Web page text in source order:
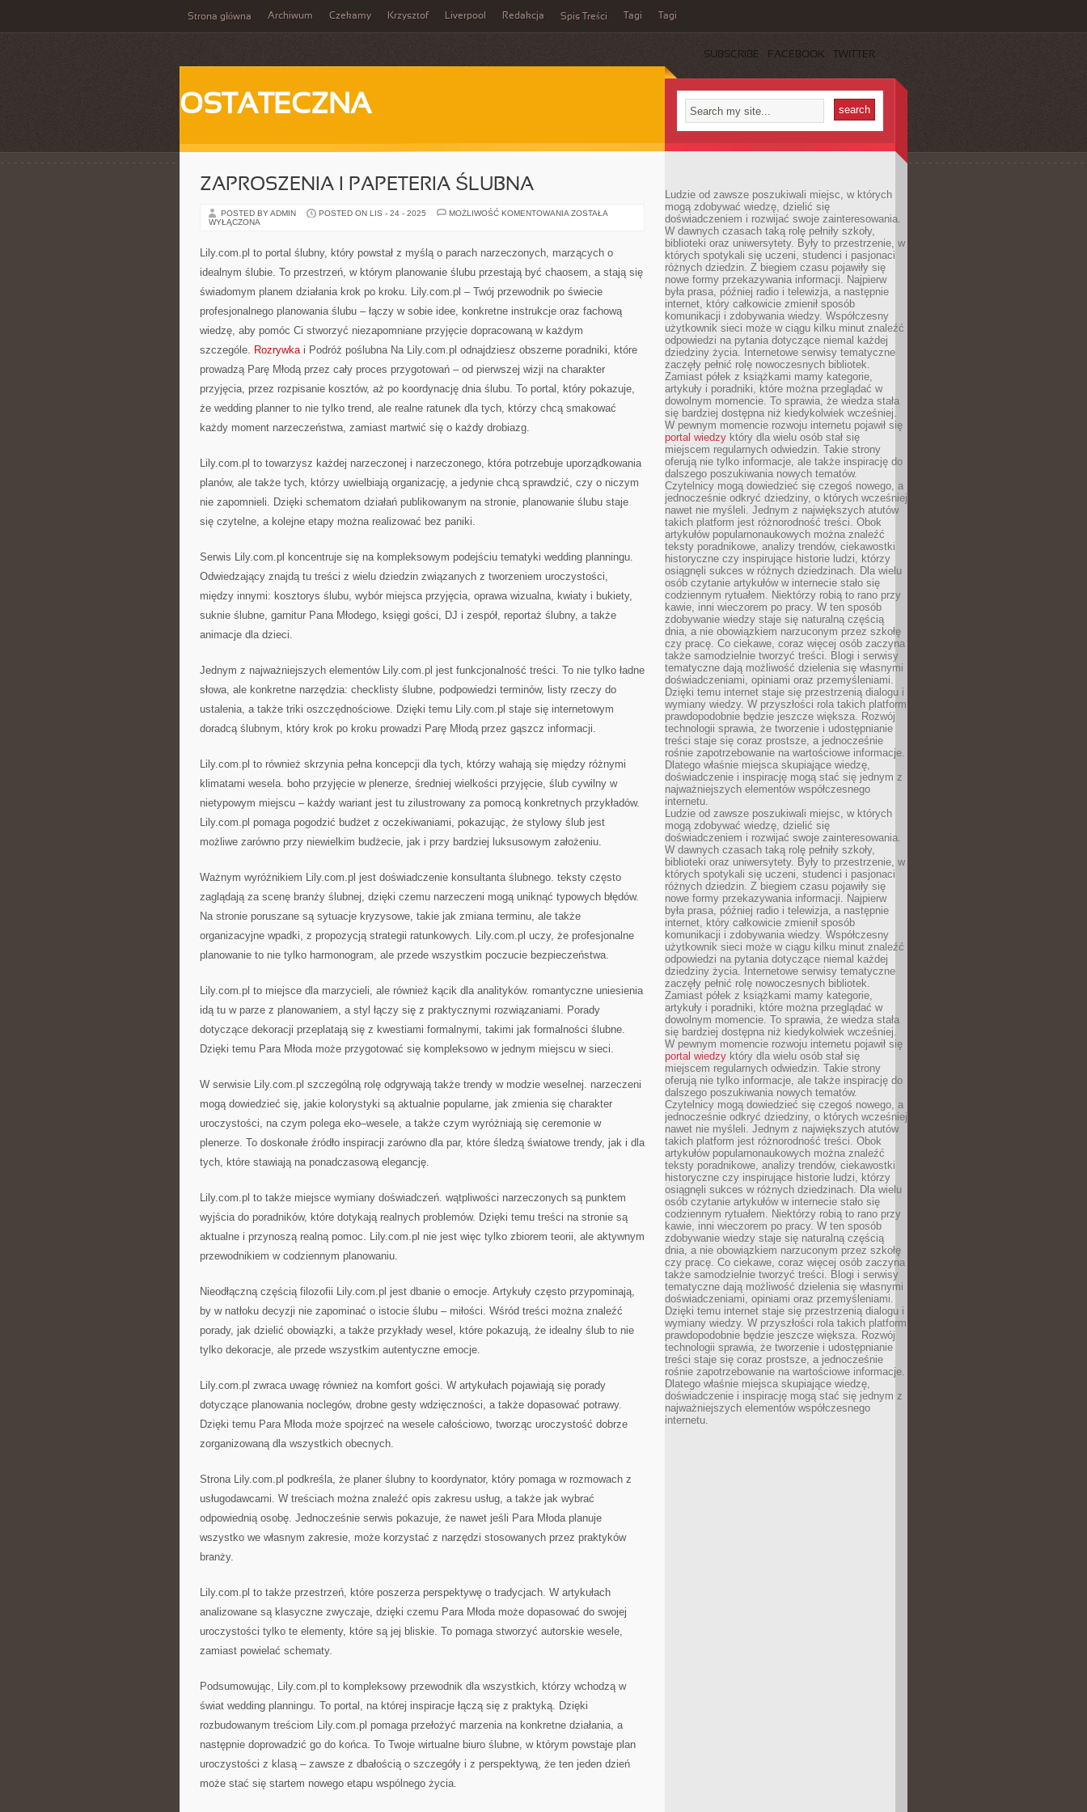
Strona główna Archiwum Czekamy Krzysztof Liverpool Redakcja Spis Treści Tagi Tagi
SUBSCRIBE FACEBOOK TWITTER
OSTATECZNA
ZAPROSZENIA I PAPETERIA ŚLUBNA
POSTED BY ADMIN POSTED ON LIS - 24 - 2025 MOŻLIWOŚĆ KOMENTOWANIA ZAPROSZENIA
ZOSTAŁA
WYŁĄCZONA
Lily.com.pl to portal ślubny, który powstał z myślą o parach narzeczonych, marzących o
idealnym ślubie. To przestrzeń, w którym planowanie ślubu przestają być chaosem, a stają się
świadomym planem działania krok po kroku. Lily.com.pl – Twój przewodnik po świecie
profesjonalnego planowania ślubu – łączy w sobie idee, konkretne instrukcje oraz fachową
wiedzę, aby pomóc Ci stworzyć niezapomniane przyjęcie dopracowaną w każdym
szczególe. Rozrywkai Podróż poślubna Na Lily.com.pl odnajdziesz obszerne poradniki, które
prowadzą Parę Młodą przez cały proces przygotowań – od pierwszej wizji na charakter
przyjęcia, przez rozpisanie kosztów, aż po koordynację dnia ślubu. To portal, który pokazuje,
że wedding planner to nie tylko trend, ale realne ratunek dla tych, którzy chcą smakować
każdy moment narzeczeństwa, zamiast martwić się o każdy drobiazg.
Lily.com.pl to towarzysz każdej narzeczonej i narzeczonego, która potrzebuje uporządkowania
planów, ale także tych, którzy uwielbiają organizację, a jedynie chcą sprawdzić, czy o niczym
nie zapomnieli. Dzięki schematom działań publikowanym na stronie, planowanie ślubu staje
się czytelne, a kolejne etapy można realizować bez paniki.
Serwis Lily.com.pl koncentruje się na kompleksowym podejściu tematyki wedding planningu.
Odwiedzający znajdą tu treści z wielu dziedzin związanych z tworzeniem uroczystości,
między innymi: kosztorys ślubu, wybór miejsca przyjęcia, oprawa wizualna, kwiaty i bukiety,
suknie ślubne, garnitur Pana Młodego, księgi gości, DJ i zespół, reportaż ślubny, a także
animacje dla dzieci.
Jednym z najważniejszych elementów Lily.com.pl jest funkcjonalność treści. To nie tylko ładne
słowa, ale konkretne narzędzia: checklisty ślubne, podpowiedzi terminów, listy rzeczy do
ustalenia, a także triki oszczędnościowe. Dzięki temu Lily.com.pl staje się internetowym
doradcą ślubnym, który krok po kroku prowadzi Parę Młodą przez gąszcz informacji.
Lily.com.pl to również skrzynia pełna koncepcji dla tych, którzy wahają się między różnymi
klimatami wesela. boho przyjęcie w plenerze, średniej wielkości przyjęcie, ślub cywilny w
nietypowym miejscu – każdy wariant jest tu zilustrowany za pomocą konkretnych przykładów.
Lily.com.pl pomaga pogodzić budżet z oczekiwaniami, pokazując, że stylowy ślub jest
możliwe zarówno przy niewielkim budżecie, jak i przy bardziej luksusowym założeniu.
Ważnym wyróżnikiem Lily.com.pl jest doświadczenie konsultanta ślubnego. teksty często
zaglądają za scenę branży ślubnej, dzięki czemu narzeczeni mogą uniknąć typowych błędów.
Na stronie poruszane są sytuacje kryzysowe, takie jak zmiana terminu, ale także
organizacyjne wpadki, z propozycją strategii ratunkowych. Lily.com.pl uczy, że profesjonalne
planowanie to nie tylko harmonogram, ale przede wszystkim poczucie bezpieczeństwa.
Lily.com.pl to miejsce dla marzycieli, ale również kącik dla analityków. romantyczne uniesienia
idą tu w parze z planowaniem, a styl łączy się z praktycznymi rozwiązaniami. Porady
dotyczące dekoracji przeplatają się z kwestiami formalnymi, takimi jak formalności ślubne.
Dzięki temu Para Młoda może przygotować się kompleksowo w jednym miejscu w sieci.
W serwisie Lily.com.pl szczególną rolę odgrywają także trendy w modzie weselnej. narzeczeni
mogą dowiedzieć się, jakie kolorystyki są aktualnie popularne, jak zmienia się charakter
uroczystości, na czym polega eko–wesele, a także czym wyróżniają się ceremonie w
plenerze. To doskonałe źródło inspiracji zarówno dla par, które śledzą światowe trendy, jak i dla
tych, które stawiają na ponadczasową elegancję.
Lily.com.pl to także miejsce wymiany doświadczeń. wątpliwości narzeczonych są punktem
wyjścia do poradników, które dotykają realnych problemów. Dzięki temu treści na stronie są
aktualne i przynoszą realną pomoc. Lily.com.pl nie jest więc tylko zbiorem teorii, ale aktywnym
przewodnikiem w codziennym planowaniu.
Nieodłączną częścią filozofii Lily.com.pl jest dbanie o emocje. Artykuły często przypominają,
by w natłoku decyzji nie zapominać o istocie ślubu – miłości. Wśród treści można znaleźć
porady, jak dzielić obowiązki, a także przykłady wesel, które pokazują, że idealny ślub to nie
tylko dekoracje, ale przede wszystkim autentyczne emocje.
Lily.com.pl zwraca uwagę również na komfort gości. W artykułach pojawiają się porady
dotyczące planowania noclegów, drobne gesty wdzięczności, a także dopasować potrawy.
Dzięki temu Para Młoda może spojrzeć na wesele całościowo, tworząc uroczystość dobrze
zorganizowaną dla wszystkich obecnych.
Strona Lily.com.pl podkreśla, że planer ślubny to koordynator, który pomaga w rozmowach z
usługodawcami. W treściach można znaleźć opis zakresu usług, a także jak wybrać
odpowiednią osobę. Jednocześnie serwis pokazuje, że nawet jeśli Para Młoda planuje
wszystko we własnym zakresie, może korzystać z narzędzi stosowanych przez praktyków
branży.
Lily.com.pl to także przestrzeń, które poszerza perspektywę o tradycjach. W artykułach
analizowane są klasyczne zwyczaje, dzięki czemu Para Młoda może dopasować do swojej
uroczystości tylko te elementy, które są jej bliskie. To pomaga stworzyć autorskie wesele,
zamiast powielać schematy.
Podsumowując, Lily.com.pl to kompleksowy przewodnik dla wszystkich, którzy wchodzą w
świat wedding planningu. To portal, na której inspiracje łączą się z praktyką. Dzięki
rozbudowanym treściom Lily.com.pl pomaga przełożyć marzenia na konkretne działania, a
następnie doprowadzić go do końca. To Twoje wirtualne biuro ślubne, w którym powstaje plan
uroczystości z klasą – zawsze z dbałością o szczegóły i z perspektywą, że ten jeden dzień
może stać się startem nowego etapu wspólnego życia.
Ludzie od zawsze poszukiwali miejsc, w których
mogą zdobywać wiedzę, dzielić się
doświadczeniem i rozwijać swoje zainteresowania.
W dawnych czasach taką rolę pełniły szkoły,
biblioteki oraz uniwersytety. Były to przestrzenie, w
których spotykali się uczeni, studenci i pasjonaci
różnych dziedzin. Z biegiem czasu pojawiły się
nowe formy przekazywania informacji. Najpierw
była prasa, później radio i telewizja, a następnie
internet, który całkowicie zmienił sposób
komunikacji i zdobywania wiedzy. Współczesny
użytkownik sieci może w ciągu kilku minut znaleźć
odpowiedzi na pytania dotyczące niemal każdej
dziedziny życia. Internetowe serwisy tematyczne
zaczęły pełnić rolę nowoczesnych bibliotek.
Zamiast półek z książkami mamy kategorie,
artykuły i poradniki, które można przeglądać w
dowolnym momencie. To sprawia, że wiedza stała
się bardziej dostępna niż kiedykolwiek wcześniej.
W pewnym momencie rozwoju internetu pojawił się
portal wiedzy który dla wielu osób stał się
miejscem regularnych odwiedzin. Takie strony
oferują nie tylko informacje, ale także inspirację do
dalszego poszukiwania nowych tematów.
Czytelnicy mogą dowiedzieć się czegoś nowego, a
jednocześnie odkryć dziedziny, o których wcześniej
nawet nie myśleli. Jednym z największych atutów
takich platform jest różnorodność treści. Obok
artykułów popularnonaukowych można znaleźć
teksty poradnikowe, analizy trendów, ciekawostki
historyczne czy inspirujące historie ludzi, którzy
osiągnęli sukces w różnych dziedzinach. Dla wielu
osób czytanie artykułów w internecie stało się
codziennym rytuałem. Niektórzy robią to rano przy
kawie, inni wieczorem po pracy. W ten sposób
zdobywanie wiedzy staje się naturalną częścią
dnia, a nie obowiązkiem narzuconym przez szkołę
czy pracę. Co ciekawe, coraz więcej osób zaczyna
także samodzielnie tworzyć treści. Blogi i serwisy
tematyczne dają możliwość dzielenia się własnymi
doświadczeniami, opiniami oraz przemyśleniami.
Dzięki temu internet staje się przestrzenią dialogu i
wymiany wiedzy. W przyszłości rola takich platform
prawdopodobnie będzie jeszcze większa. Rozwój
technologii sprawia, że tworzenie i udostępnianie
treści staje się coraz prostsze, a jednocześnie
rośnie zapotrzebowanie na wartościowe informacje.
Dlatego właśnie miejsca skupiające wiedzę,
doświadczenie i inspirację mogą stać się jednym z
najważniejszych elementów współczesnego
internetu.
Ludzie od zawsze poszukiwali miejsc, w których
mogą zdobywać wiedzę, dzielić się
doświadczeniem i rozwijać swoje zainteresowania.
W dawnych czasach taką rolę pełniły szkoły,
biblioteki oraz uniwersytety. Były to przestrzenie, w
których spotykali się uczeni, studenci i pasjonaci
różnych dziedzin. Z biegiem czasu pojawiły się
nowe formy przekazywania informacji. Najpierw
była prasa, później radio i telewizja, a następnie
internet, który całkowicie zmienił sposób
komunikacji i zdobywania wiedzy. Współczesny
użytkownik sieci może w ciągu kilku minut znaleźć
odpowiedzi na pytania dotyczące niemal każdej
dziedziny życia. Internetowe serwisy tematyczne
zaczęły pełnić rolę nowoczesnych bibliotek.
Zamiast półek z książkami mamy kategorie,
artykuły i poradniki, które można przeglądać w
dowolnym momencie. To sprawia, że wiedza stała
się bardziej dostępna niż kiedykolwiek wcześniej.
W pewnym momencie rozwoju internetu pojawił się
portal wiedzy który dla wielu osób stał się
miejscem regularnych odwiedzin. Takie strony
oferują nie tylko informacje, ale także inspirację do
dalszego poszukiwania nowych tematów.
Czytelnicy mogą dowiedzieć się czegoś nowego, a
jednocześnie odkryć dziedziny, o których wcześniej
nawet nie myśleli. Jednym z największych atutów
takich platform jest różnorodność treści. Obok
artykułów popularnonaukowych można znaleźć
teksty poradnikowe, analizy trendów, ciekawostki
historyczne czy inspirujące historie ludzi, którzy
osiągnęli sukces w różnych dziedzinach. Dla wielu
osób czytanie artykułów w internecie stało się
codziennym rytuałem. Niektórzy robią to rano przy
kawie, inni wieczorem po pracy. W ten sposób
zdobywanie wiedzy staje się naturalną częścią
dnia, a nie obowiązkiem narzuconym przez szkołę
czy pracę. Co ciekawe, coraz więcej osób zaczyna
także samodzielnie tworzyć treści. Blogi i serwisy
tematyczne dają możliwość dzielenia się własnymi
doświadczeniami, opiniami oraz przemyśleniami.
Dzięki temu internet staje się przestrzenią dialogu i
wymiany wiedzy. W przyszłości rola takich platform
prawdopodobnie będzie jeszcze większa. Rozwój
technologii sprawia, że tworzenie i udostępnianie
treści staje się coraz prostsze, a jednocześnie
rośnie zapotrzebowanie na wartościowe informacje.
Dlatego właśnie miejsca skupiające wiedzę,
doświadczenie i inspirację mogą stać się jednym z
najważniejszych elementów współczesnego
internetu.